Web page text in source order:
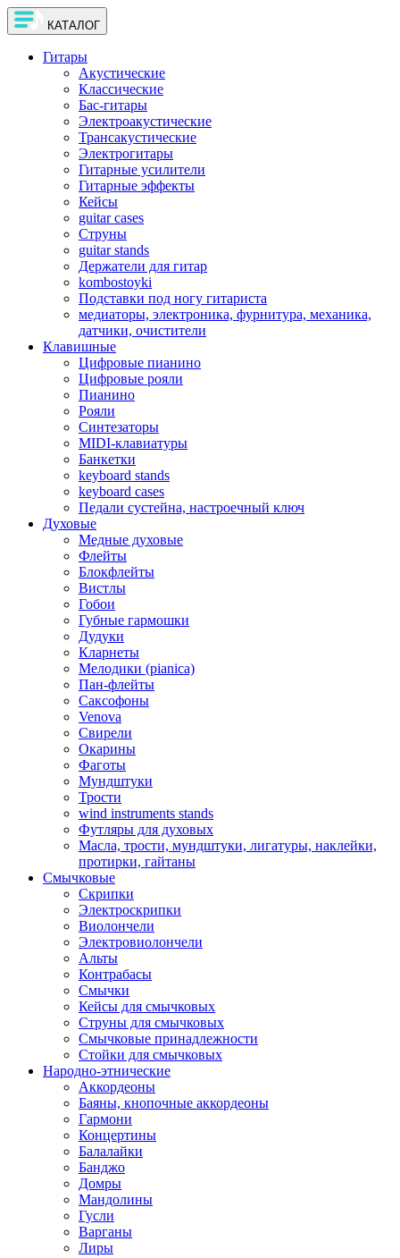
КАТАЛОГ
Гитары
Акустические
Классические
Бас-гитары
Электроакустические
Трансакустические
Электрогитары
Гитарные усилители
Гитарные эффекты
Кейсы
guitar cases
Струны
guitar stands
Держатели для гитар
kombostoyki
Подставки под ногу гитариста
медиаторы, электроника, фурнитура, механика,
датчики, очистители
Клавишные
Цифровые пианино
Цифровые рояли
Пианино
Рояли
Синтезаторы
MIDI-клавиатуры
Банкетки
keyboard stands
keyboard cases
Педали сустейна, настроечный ключ
Духовые
Медные духовые
Флейты
Блокфлейты
Вистлы
Гобои
Губные гармошки
Дудуки
Кларнеты
Мелодики (pianica)
Пан-флейты
Саксофоны
Venova
Свирели
Окарины
Фаготы
Мундштуки
Трости
wind instruments stands
Футляры для духовых
Масла, трости, мундштуки, лигатуры, наклейки,
протирки, гайтаны
Смычковые
Скрипки
Электроскрипки
Виолончели
Электровиолончели
Альты
Контрабасы
Смычки
Кейсы для смычковых
Струны для смычковых
Смычковые принадлежности
Стойки для смычковых
Народно-этнические
Аккордеоны
Баяны, кнопочные аккордеоны
Гармони
Концертины
Балалайки
Банджо
Домры
Мандолины
Гусли
Варганы
Лиры